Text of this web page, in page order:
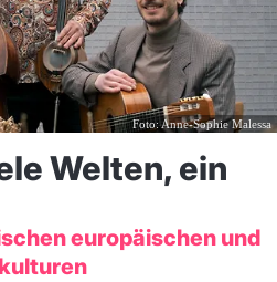
Foto: Anne-Sophie Malessa
Welten, ein
europäischen und